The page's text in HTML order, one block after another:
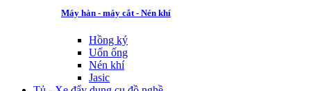
Máy hàn - máy cắt - Nén khí
Hồng ký
Uốn ống
Nén khí
Jasic